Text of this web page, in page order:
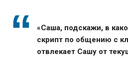
«Саша, подскажи, в
скрипт по общению с
отвлекает Сашу от